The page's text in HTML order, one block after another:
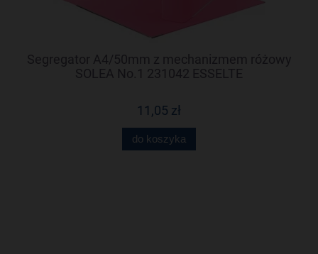
Segregator A4/50mm z mechanizmem różowy
SOLEA No.1 231042 ESSELTE
11,05 zł
do koszyka